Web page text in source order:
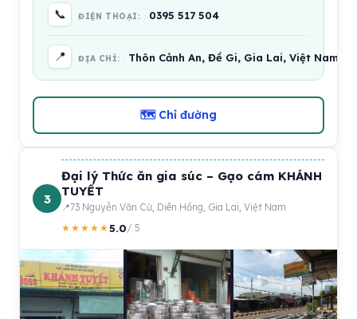
📞 ĐIỆN THOẠI: 0395 517 504
📍 ĐỊA CHỈ: Thôn Cảnh An, Đề Gi, Gia Lai, Việt Nam
🗺 Chỉ đường
3
Đại lý Thức ăn gia súc – Gạo cám KHÁNH
TUYẾT
73 Nguyễn Văn Cừ, Diên Hồng, Gia Lai, Việt Nam
★★★★★5.0/ 5